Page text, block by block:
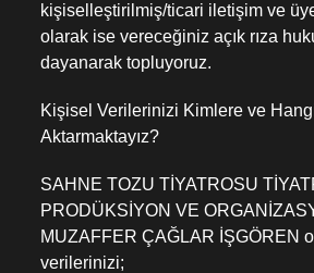
kişiselleştirilmiş/ticari iletişim ve
olarak ise vereceğiniz açık rıza
dayanarak topluyoruz.
Kişisel Verilerinizi Kimlere ve
Aktarmaktayız?
SAHNE TOZU TİYATROSU
PRODÜKSİYON VE
MUZAFFER ÇAĞLAR İŞGÖREN
verilerinizi;